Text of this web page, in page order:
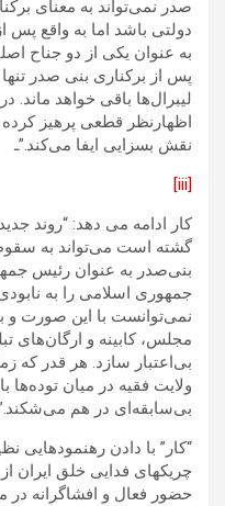
صدر نمی‌تواند به معنای
دولتی باشد اما به واقع پس
به عنوان یکی از دو جناح
پس از برکناری بنی صدر
لیبرال‌ها باقی خواهد ماند.
اظهارنظر قطعی پرهیز
نقش بسزایی ایفا می‌کند.”ـ
[iii]
کار ادامه می دهد: “روند
گشته است می‌تواند به
بنی‌صدر به عنوان رئیس
جمهوری اسلامی را به
نمی‌توانست با این صورت و
مجلس، کابینه و ارگان‌های
بی‌اعتبار سازد. هر قدر که
ولایت فقیه در میان
بی‌سابقه‌ای در هم
“کار” با دادن رهنمودهایی
چریکهای فدایی خلق ایران
حضور فعال و افشاگرانه در